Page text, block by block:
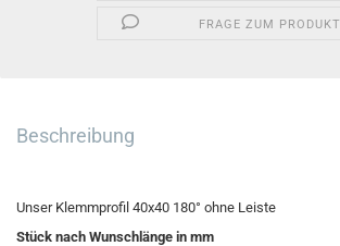
FRAGE ZUM PRODUKT
Beschreibung
Unser Klemmprofil 40x40 180° ohne Leiste
Stück nach Wunschlänge in mm